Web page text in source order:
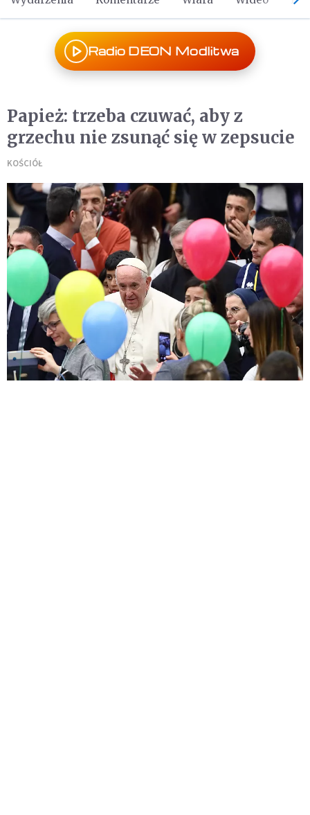
Radio DEON Modlitwa
Papież: trzeba czuwać, aby z
grzechu nie zsunąć się w zepsucie
KOŚCIÓŁ